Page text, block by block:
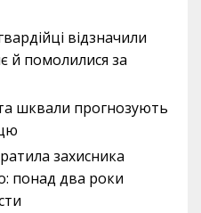
відзначили
й помолилися за
шквали прогнозують
захисника
понад два роки